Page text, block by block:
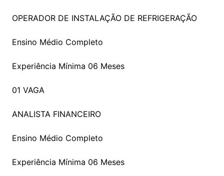
OPERADOR DE INSTALAÇÃO DE REFRIGERAÇÃO
Ensino Médio Completo
Experiência Mínima 06 Meses
01 VAGA
ANALISTA FINANCEIRO
Ensino Médio Completo
Experiência Mínima 06 Meses